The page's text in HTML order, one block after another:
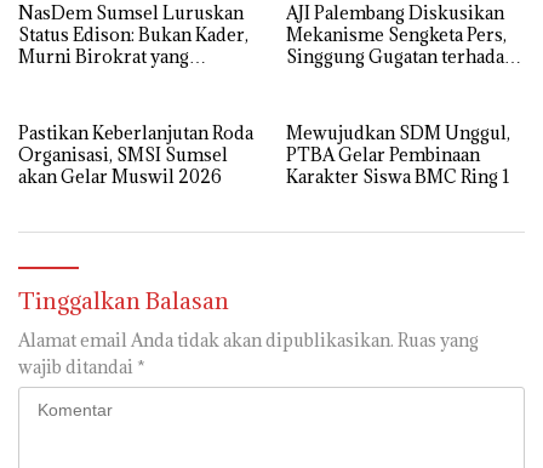
NasDem Sumsel Luruskan
Status Edison: Bukan Kader,
Murni Birokrat yang
AJI Palembang Diskusikan
Mekanisme Sengketa Pers,
Singgung Gugatan terhadap
Pastikan Keberlanjutan Roda
Organisasi, SMSI Sumsel
akan Gelar Muswil 2026
Mewujudkan SDM Unggul,
PTBA Gelar Pembinaan
Karakter Siswa BMC Ring 1
Tinggalkan Balasan
Alamat email Anda tidak akan dipublikasikan. Ruas yang
wajib ditandai *